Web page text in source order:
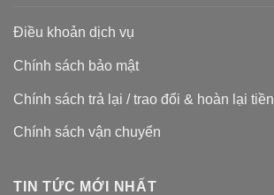
Điều khoản dịch vụ
Chính sách bảo mật
Chính sách trả lại / trao đổi & hoàn lại tiền
Chính sách vận chuyển
TIN TỨC MỚI NHẤT